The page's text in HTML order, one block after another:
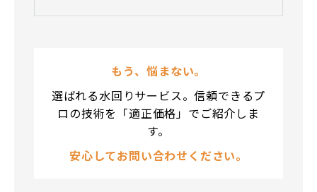
もう、悩まない。
選ばれる水回りサービス。信頼できるプ
ロの技術を「適正価格」でご紹介しま
す。
安心してお問い合わせください。